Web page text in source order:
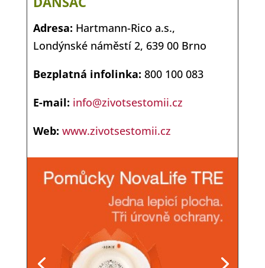
DANSAC
Adresa: Hartmann-Rico a.s.,
Londýnské náměstí 2, 639 00 Brno
Bezplatná infolinka: 800 100 083
E-mail: info@zivotsestomii.cz
Web: www.zivotsestomii.cz